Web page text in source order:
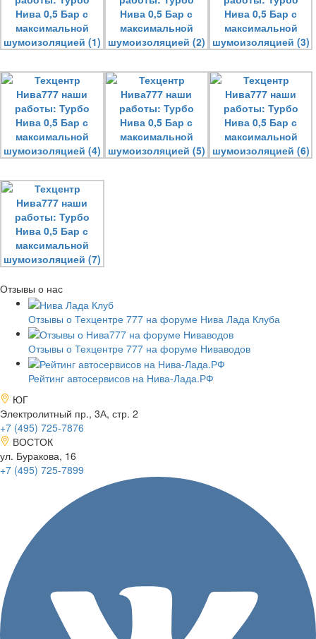
Отзывы о нас
Отзывы о Техцентре 777 на форуме Нива Лада Клуба
Отзывы о Техцентре 777 на форуме Ниваводов
Рейтинг автосервисов на Нива-Лада.РФ
ЮГ
Электролитный пр., 3А, стр. 2
+7 (495) 725-7876
ВОСТОК
ул. Буракова, 16
+7 (495) 725-7899